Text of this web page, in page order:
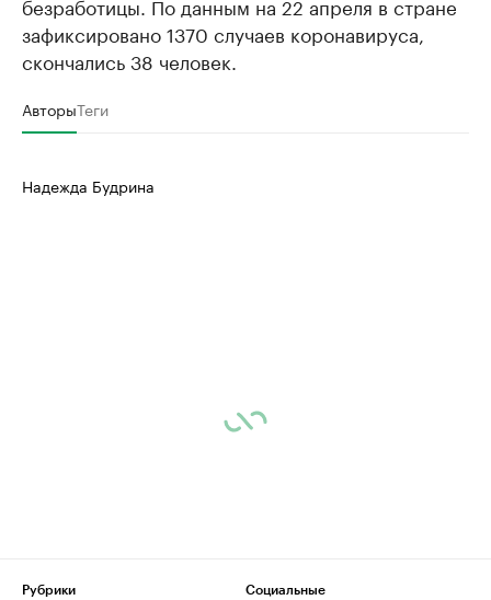
безработицы. По данным на 22 апреля в стране
зафиксировано 1370 случаев коронавируса,
скончались 38 человек.
АвторыТеги
Надежда Будрина
Рубрики
Социальные